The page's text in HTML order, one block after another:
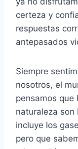
certeza y
respuestas
antepasados
Siempre
nosotros, el
pensamos que
naturaleza son
incluye los
pero que